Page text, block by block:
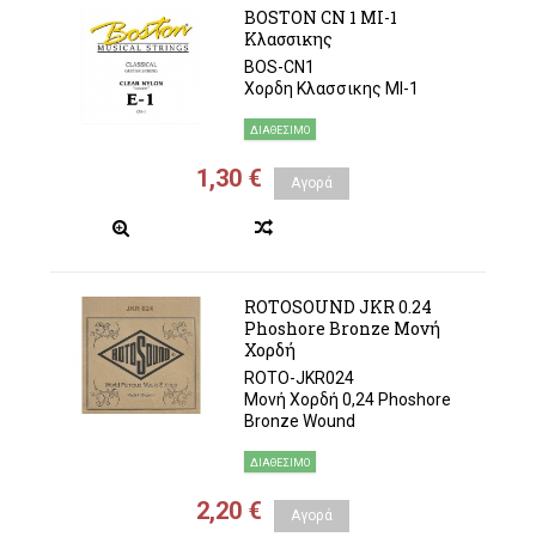
BOSTON CN 1 ΜΙ-1
Κλασσικης
BOS-CN1
Χορδη Κλασσικης ΜΙ-1
ΔΙΑΘΈΣΙΜΟ
1,30 € Αγορά
ROTOSOUND JKR 0.24
Phoshore Bronze Μονή
Χορδή
ROTO-JKR024
Μονή Χορδή 0,24 Phoshore
Bronze Wound
ΔΙΑΘΈΣΙΜΟ
2,20 € Αγορά